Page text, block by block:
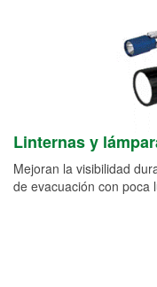
Linternas y
Mejoran la visibilidad
de evacuación con poca